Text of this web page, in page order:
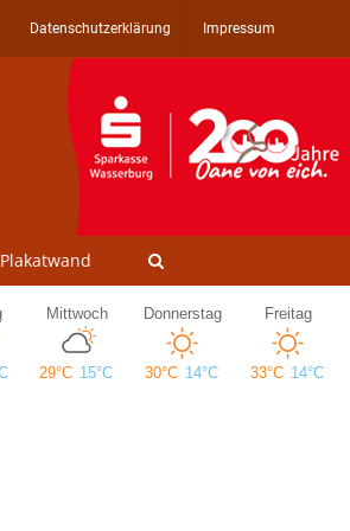
Datenschutzerklärung Impressum
Plakatwand